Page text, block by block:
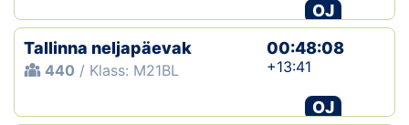
OJ
Tallinna neljapäevak
440 / Klass: M21BL
00:48:08
+13:41
OJ